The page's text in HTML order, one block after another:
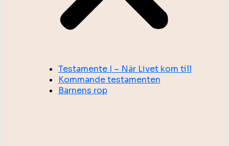
Testamente I – När Livet kom till
Kommande testamenten
Barnens rop